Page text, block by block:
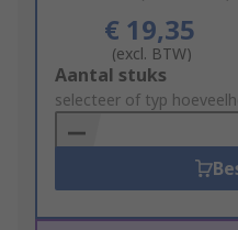
€ 19,35
(excl. BTW)
Add
to
Basket
Aantal stuks
selecteer of typ